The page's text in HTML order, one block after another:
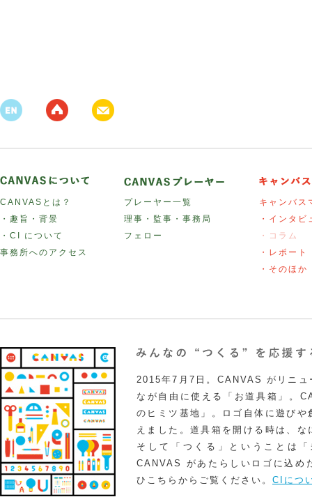
CANVASとは？
・趣旨・背景
・CI について
事務所へのアクセス
プレーヤー一覧
理事・監事・事務局
フェロー
キャンバス
・インタビ
・コラム
・レポート
・そのほか
2015年7月7日。CANVAS がリニュ
なが自由に使える「お道具箱」。
のヒミツ基地」。ロゴ自体に遊び
えました。道具箱を開ける時は、
そして「つくる」ということは
CANVAS があたらしいロゴに込め
ひこちらからご覧ください。 CIにつ